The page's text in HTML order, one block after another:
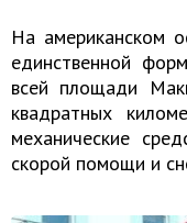
На американском
единственной
всей площади
квадратных
механические
скорой помощи и